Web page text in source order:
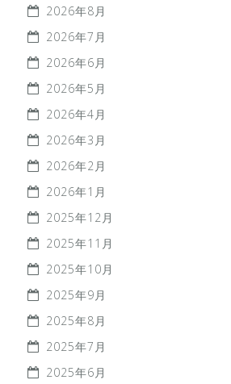
2026年8月
2026年7月
2026年6月
2026年5月
2026年4月
2026年3月
2026年2月
2026年1月
2025年12月
2025年11月
2025年10月
2025年9月
2025年8月
2025年7月
2025年6月